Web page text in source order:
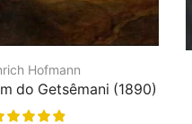
Hofmann
do Getsêmani (1890)